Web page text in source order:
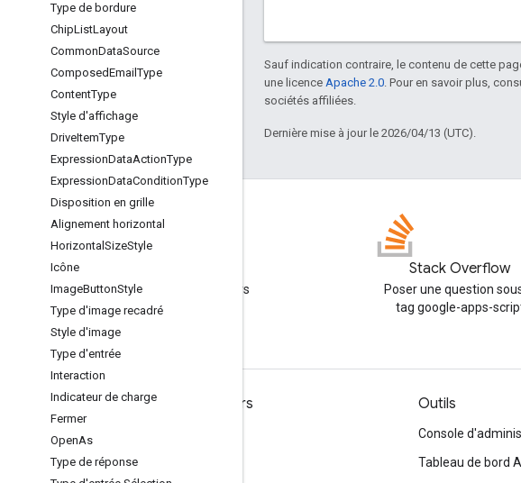
Type de bordure
ChipListLayout
CommonDataSource
ComposedEmailType
ContentType
Style d'affichage
DriveItemType
ExpressionDataActionType
ExpressionDataConditionType
Disposition en grille
Alignement horizontal
Horizontal SizeStyle
Icône
ImageButtonStyle
Type d'image recadré
Style d'image
Type d'entrée
Interaction
Indicateur de charge
Fermer
OpenAs
Type de réponse
Sauf indication contraire, le contenu de cette
une licence Apache 2.0 . Pour en savoir plus,
sociétés affiliées.
Dernière mise à jour le 2026/04/13 (UTC).
Lire le blog des développeurs
Google Workspace
Stack Overflow
Poser une question
tag google-apps-
Google Workspace for Developers
Présentation de la plate-forme
Produits pour les développeurs
Outils
Console
Tableau de bord